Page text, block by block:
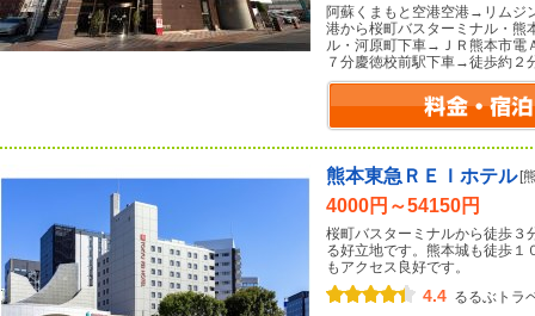
阿蘇くまもと空港空港→リムジ
港から桜町バスターミナル・熊
ル・河原町下車→ＪＲ熊本市電
７分慶徳校前駅下車→徒歩約２
熊本東急ＲＥＩホテル [
4000円～54150円
桜町バスターミナルから徒歩３
る好立地です。熊本城も徒歩１
もアクセス良好です。
4.4 るるぶトラ